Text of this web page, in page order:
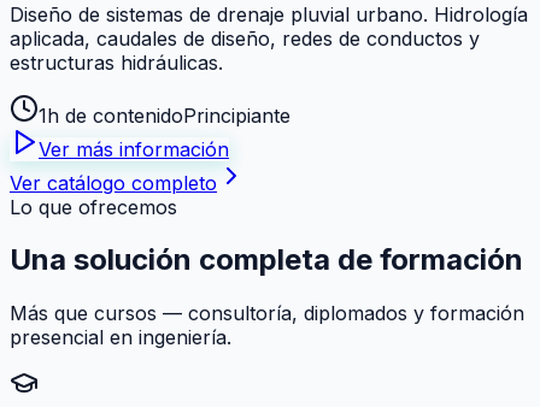
Diseño de sistemas de drenaje pluvial urbano. Hidrología
aplicada, caudales de diseño, redes de conductos y
estructuras hidráulicas.
1h de contenidoPrincipiante
Ver más información
Ver catálogo completo
Lo que ofrecemos
Una solución completa de formación
Más que cursos — consultoría, diplomados y formación
presencial en ingeniería.